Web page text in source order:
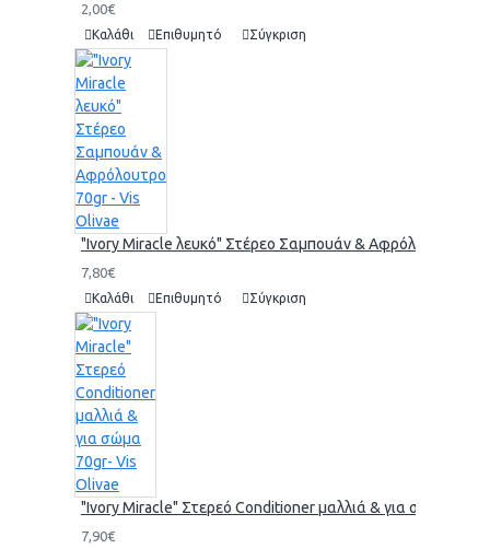
2,00€
Καλάθι Επιθυμητό Σύγκριση
"Ivory Miracle λευκό" Στέρεο Σαμπουάν & Αφρόλουτρο
7,80€
Καλάθι Επιθυμητό Σύγκριση
"Ivory Miracle" Στερεό Conditioner μαλλιά & για σώμα
7,90€